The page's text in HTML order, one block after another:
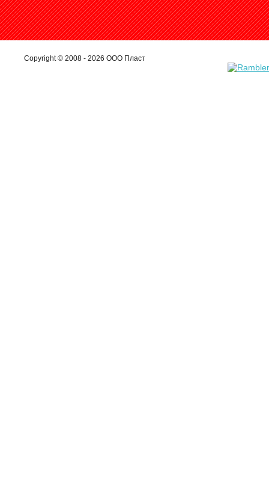
Copyright © 2008 - 2026 ООО Пласт